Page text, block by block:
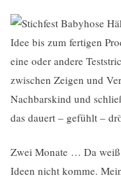
Idee bis zum fertigen
eine oder andere
zwischen Zeigen und
Nachbarskind und
das dauert – gefühlt –
Zwei Monate … Da
Ideen nicht komme.